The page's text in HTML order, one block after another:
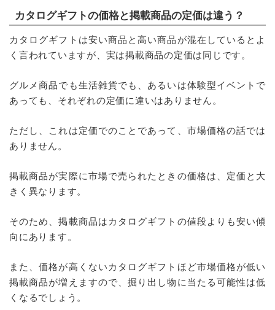
カタログギフトの価格と掲載商品の定価は違う？
カタログギフトは安い商品と高い商品が混在しているとよ
く言われていますが、実は掲載商品の定価は同じです。
グルメ商品でも生活雑貨でも、あるいは体験型イベントで
あっても、それぞれの定価に違いはありません。
ただし、これは定価でのことであって、市場価格の話では
ありません。
掲載商品が実際に市場で売られたときの価格は、定価と大
きく異なります。
そのため、掲載商品はカタログギフトの値段よりも安い傾
向にあります。
また、価格が高くないカタログギフトほど市場価格が低い
掲載商品が増えますので、掘り出し物に当たる可能性は低
くなるでしょう。